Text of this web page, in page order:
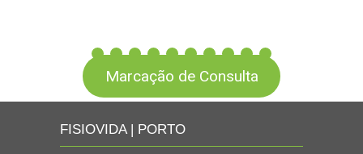
Marcação de Consulta
FISIOVIDA | PORTO